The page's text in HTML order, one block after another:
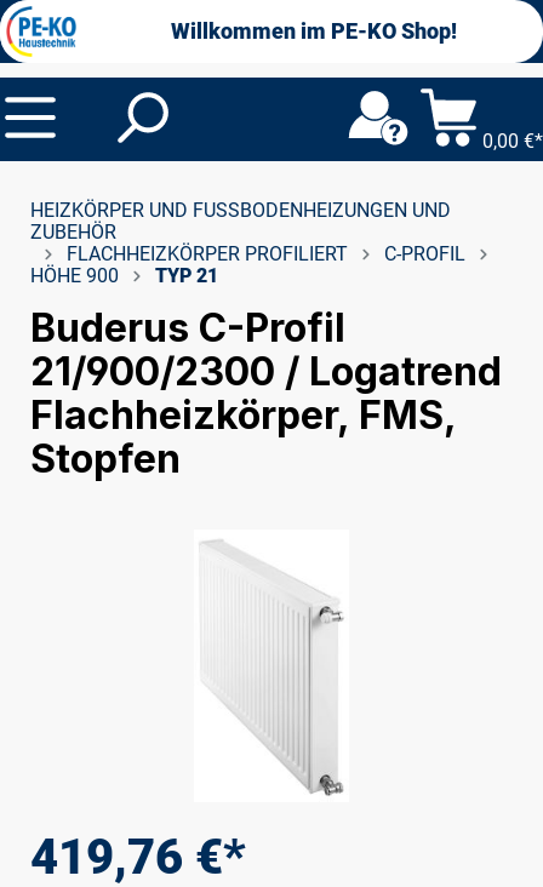
springen Willkommen im PE-KO Shop!
0,00 €*
HEIZKÖRPER UND FUSSBODENHEIZUNGEN UND Z
UBEHÖR
FLACHHEIZKÖRPER PROFILIERT
C-PROFIL
HÖHE 900
TYP 21
Buderus C-Profil
21/900/2300 / Logatrend
Flachheizkörper, FMS,
Stopfen
Bildergalerie überspringen
419,76 €*